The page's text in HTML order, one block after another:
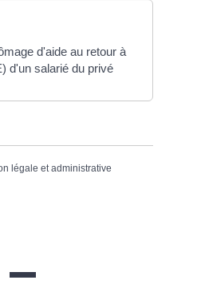
d'aide au retour à
d'un salarié du privé
légale et administrative